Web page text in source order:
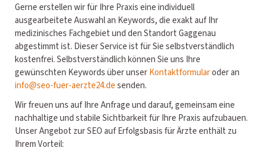
Gerne erstellen wir für Ihre Praxis eine individuell
ausgearbeitete Auswahl an Keywords, die exakt auf Ihr
medizinisches Fachgebiet und den Standort Gaggenau
abgestimmt ist. Dieser Service ist für Sie selbstverständlich
kostenfrei. Selbstverständlich können Sie uns Ihre
gewünschten Keywords über unserKontaktformularoder an
info@seo-fuer-aerzte24.desenden.
Wir freuen uns auf Ihre Anfrage und darauf, gemeinsam eine
nachhaltige und stabile Sichtbarkeit für Ihre Praxis aufzubauen.
Unser Angebot zur SEO auf Erfolgsbasis für Ärzte enthält zu
Ihrem Vorteil: